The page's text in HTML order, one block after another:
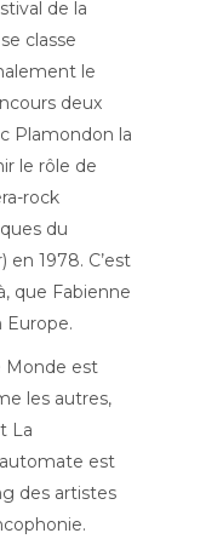
de la
classe
le
deux
Plamondon la
le rôle de
rock
du
1978. C’est
que Fabienne
Europe.
Monde est
les autres,
La
est
des artistes